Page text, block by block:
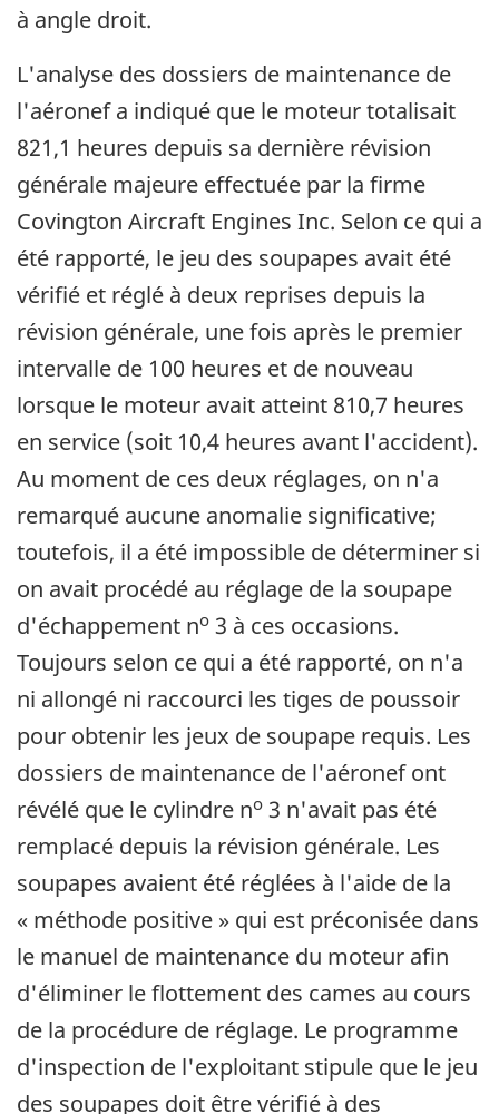
à angle droit.
L'analyse des dossiers de maintenance de
l'aéronef a indiqué que le moteur totalisait
821,1 heures depuis sa dernière révision
générale majeure effectuée par la firme
Covington Aircraft Engines Inc. Selon ce qui a
été rapporté, le jeu des soupapes avait été
vérifié et réglé à deux reprises depuis la
révision générale, une fois après le premier
intervalle de 100 heures et de nouveau
lorsque le moteur avait atteint 810,7 heures
en service (soit 10,4 heures avant l'accident).
Au moment de ces deux réglages, on n'a
remarqué aucune anomalie significative;
toutefois, il a été impossible de déterminer si
on avait procédé au réglage de la soupape
d'échappement no 3 à ces occasions.
Toujours selon ce qui a été rapporté, on n'a
ni allongé ni raccourci les tiges de poussoir
pour obtenir les jeux de soupape requis. Les
dossiers de maintenance de l'aéronef ont
révélé que le cylindre no 3 n'avait pas été
remplacé depuis la révision générale. Les
soupapes avaient été réglées à l'aide de la
« méthode positive » qui est préconisée dans
le manuel de maintenance du moteur afin
d'éliminer le flottement des cames au cours
de la procédure de réglage. Le programme
d'inspection de l'exploitant stipule que le jeu
des soupapes doit être vérifié à des